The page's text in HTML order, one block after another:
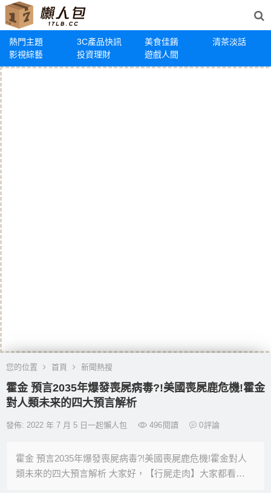
熱門主題 3C產品快訊 美食佳餚
清茶淡話
影視綜藝
投資理財 遊戲人間
您的位置 首頁 新聞熱搜
霍金 預言2035年爆發喪屍病毒?!美國喪屍鹿危機!霍金
對人類未来的四大預言解析
發佈: 2022 年 7 月 5 日一起懶人包 496 閱讀 0評論
霍金 預言2035年爆發喪屍病毒?!美國喪屍鹿危機!霍金對人
類未來的四大預言解析 大家好，【行屍走肉】大家都看…